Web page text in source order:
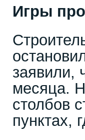
Игры
заявили,
месяца.
столбов
пунктах,